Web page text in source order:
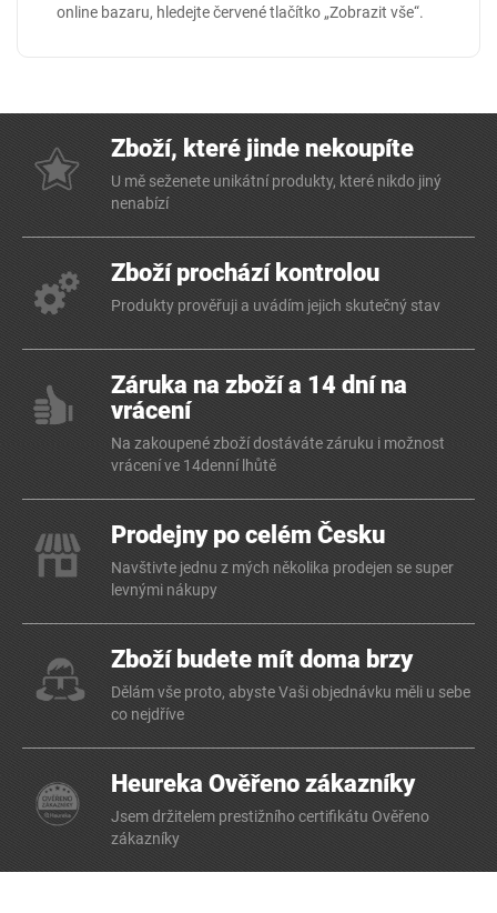
online bazaru, hledejte červené tlačítko „Zobrazit vše“.
Zboží, které jinde nekoupíte
U mě seženete unikátní produkty, které nikdo jiný
nenabízí
Zboží prochází kontrolou
Produkty prověřuji a uvádím jejich skutečný stav
Záruka na zboží a 14 dní na
vrácení
Na zakoupené zboží dostáváte záruku i možnost
vrácení ve 14denní lhůtě
Prodejny po celém Česku
Navštivte jednu z mých několika prodejen se super
levnými nákupy
Zboží budete mít doma brzy
Dělám vše proto, abyste Vaši objednávku měli u sebe
co nejdříve
Heureka Ověřeno zákazníky
Jsem držitelem prestižního certifikátu Ověřeno
zákazníky